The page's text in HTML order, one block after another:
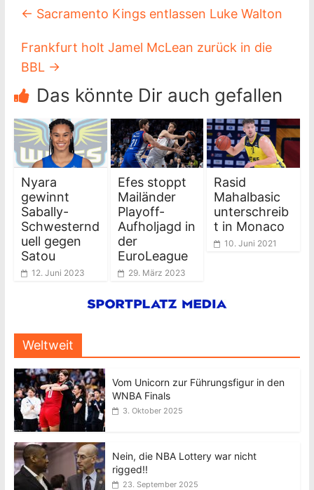
← Sacramento Kings entlassen Luke Walton
Frankfurt holt Jamel McLean zurück in die
BBL →
Das könnte Dir auch gefallen
Nyara
gewinnt
Sabally-
Schwesternd
uell gegen
Satou
12. Juni 2023
Efes stoppt
Mailänder
Playoff-
Aufholjagd in
der
EuroLeague
29. März 2023
Rasid
Mahalbasic
unterschreib
t in Monaco
10. Juni 2021
Weltweit
Vom Unicorn zur Führungsfigur in den
WNBA Finals
3. Oktober 2025
Nein, die NBA Lottery war nicht
rigged!!
23. September 2025